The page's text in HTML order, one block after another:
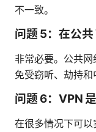
不一致。
问题 5：在公共
非常必要。公共
免受窃听、劫持和
问题 6：VPN
在很多情况下可